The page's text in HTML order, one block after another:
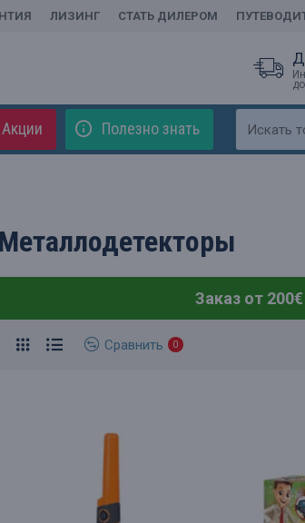
ЛИЗИНГ СТАТЬ ДИЛЕРОМ
Акции Полезно знать
Металлодетекторы
Заказ от
Сравнить 0